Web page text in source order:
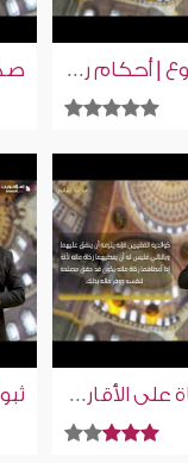
صيام التطوع | أحكام رمضان | إسلام ويب | للصم بلغة الإشارة
تفريق الزكاة على الأقارب | أحكام رمضان | إسلام ويب | للصم بلغة الإشارة